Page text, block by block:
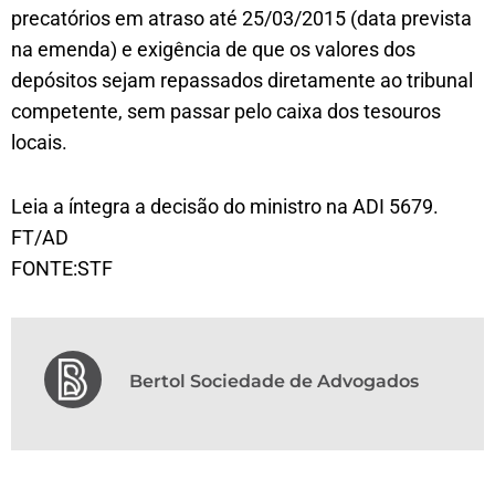
precatórios em atraso até 25/03/2015 (data prevista
na emenda) e exigência de que os valores dos
depósitos sejam repassados diretamente ao tribunal
competente, sem passar pelo caixa dos tesouros
locais.
Leia a íntegra a decisão do ministro na ADI 5679.
FT/AD
FONTE:STF
Bertol Sociedade de Advogados